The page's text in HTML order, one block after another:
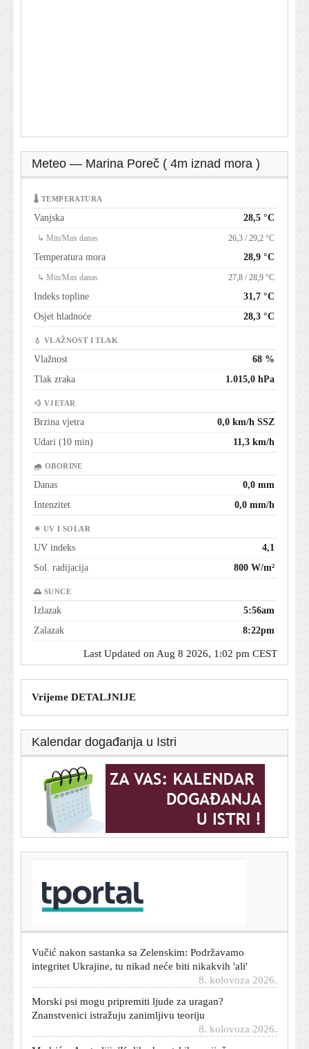
Meteo — Marina Poreč ( 4m iznad mora )
🌡 TEMPERATURA
Vanjska 28,5 °C
↳ Min/Max danas 26,3 / 29,2 °C
Temperatura mora 28,9 °C
↳ Min/Max danas 27,8 / 28,9 °C
Indeks topline
31,7 °C
Osjet hladnoće
28,3 °C
💧 VLAŽNOST I TLAK
Vlažnost
68 %
Tlak zraka
1.015,0 hPa
💨 VJETAR
Brzina vjetra
0,0 km/h SSZ
Udari (10 min)
11,3 km/h
🌧 OBORINE
Danas
0,0 mm
Intenzitet
0,0 mm/h
☀ UV I SOLAR
UV indeks
4,1
Sol. radijacija
800 W/m²
🌅 SUNCE
Izlazak
5:56am
Zalazak
8:22pm
Last Updated on Aug 8 2026, 1:02 pm CEST
Vrijeme DETALJNIJE
Kalendar događanja u Istri
Zaboravite na tavu: Vrhunski chef otkriva kako
pripremiti savršena jaja na oko
integritet Ukrajine, tu nikad neće biti nikakvih 'ali'
8. kolovoza 2026.
Znanstvenici istražuju zanimljivu teoriju
8. kolovoza 2026.